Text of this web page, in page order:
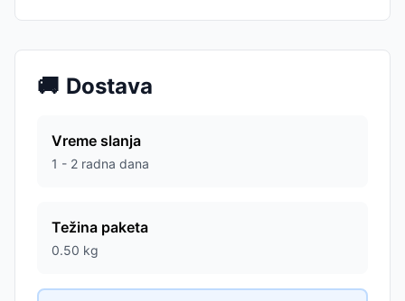
🚚 Dostava
Vreme slanja
1 - 2 radna dana
Težina paketa
0.50 kg